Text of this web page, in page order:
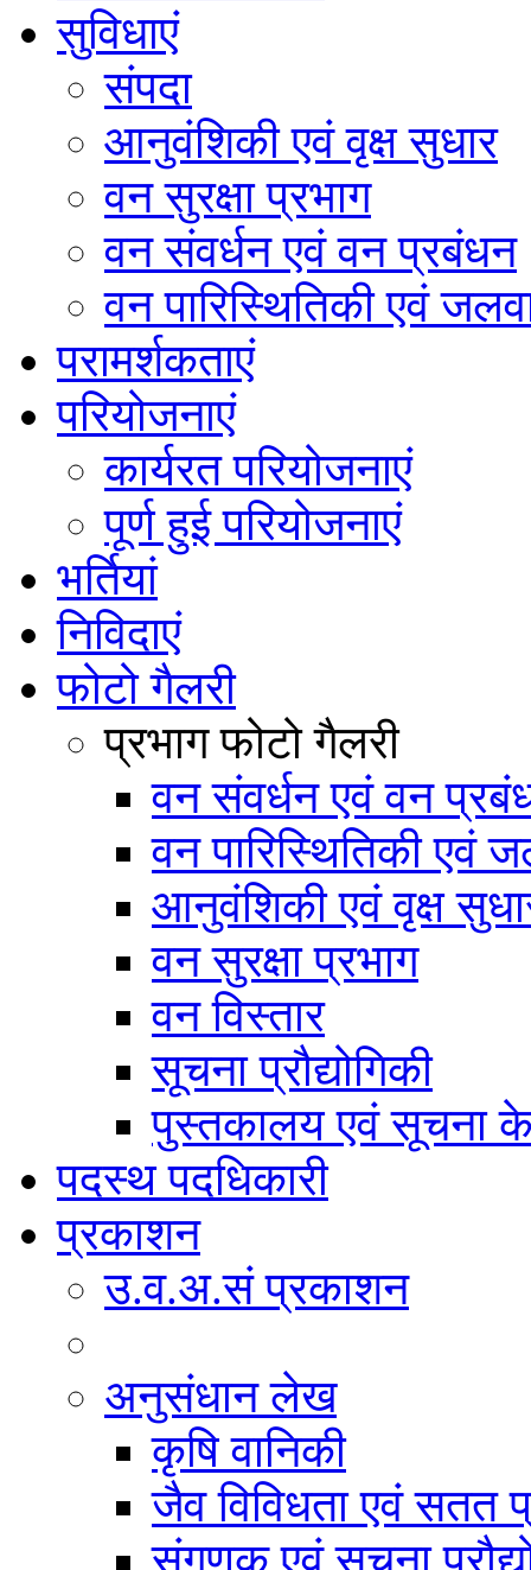
सुविधाएं
संपदा
आनुवंशिकी एवं वृक्ष सुधार
वन सुरक्षा प्रभाग
वन संवर्धन एवं वन प्रबंधन
वन पारिस्थितिकी एवं
परामर्शकताएं
परियोजनाएं
कार्यरत परियोजनाएं
पूर्ण हुई परियोजनाएं
भर्तियां
निविदाएं
फोटो गैलरी
प्रभाग फोटो गैलरी
वन संवर्धन एवं वन
वन पारिस्थितिकी एवं
आनुवंशिकी एवं वृक्ष
वन सुरक्षा प्रभाग
वन विस्तार
सूचना प्रौद्योगिकी
पुस्तकालय एवं सूचना
पदस्थ पदधिकारी
प्रकाशन
उ.व.अ.सं प्रकाशन
अनुसंधान लेख
कृषि वानिकी
जैव विविधता एवं सतत